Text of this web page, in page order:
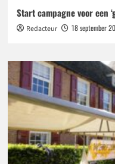
Start campagne voor een
Redacteur 18 september